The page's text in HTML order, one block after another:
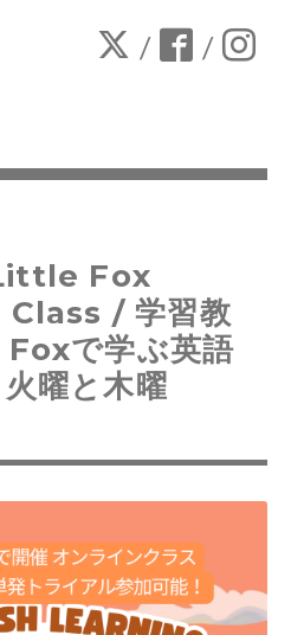
/ /
Fox
/ 学習教
で学ぶ英語
曜と木曜